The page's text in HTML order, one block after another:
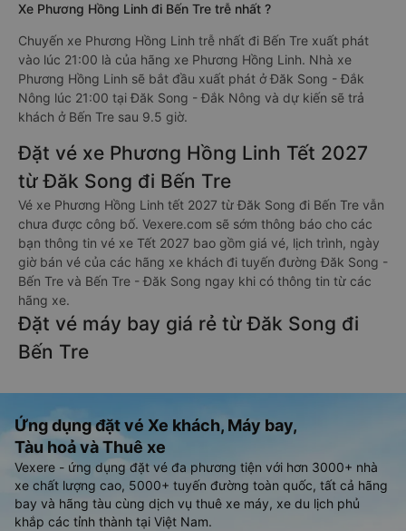
Xe Phương Hồng Linh đi Bến Tre trễ nhất ?
Chuyến xe Phương Hồng Linh trễ nhất đi Bến Tre xuất phát
vào lúc 21:00 là của hãng xe Phương Hồng Linh. Nhà xe
Phương Hồng Linh sẽ bắt đầu xuất phát ở Đăk Song - Đắk
Nông lúc 21:00 tại Đăk Song - Đắk Nông và dự kiến sẽ trả
khách ở Bến Tre sau 9.5 giờ.
Đặt vé xe Phương Hồng Linh Tết 2027
từ Đăk Song đi Bến Tre
Vé xe Phương Hồng Linh tết 2027 từ Đăk Song đi Bến Tre vẫn
chưa được công bố. Vexere.com sẽ sớm thông báo cho các
bạn thông tin vé xe Tết 2027 bao gồm giá vé, lịch trình, ngày
giờ bán vé của các hãng xe khách đi tuyến đường Đăk Song -
Bến Tre và Bến Tre - Đăk Song ngay khi có thông tin từ các
hãng xe.
Đặt vé máy bay giá rẻ từ Đăk Song đi
Bến Tre
Ứng dụng đặt vé Xe khách, Máy bay,
Tàu hoả và Thuê xe
Vexere - ứng dụng đặt vé đa phương tiện với hơn 3000+ nhà
xe chất lượng cao, 5000+ tuyến đường toàn quốc, tất cả hãng
bay và hãng tàu cùng dịch vụ thuê xe máy, xe du lịch phủ
khắp các tỉnh thành tại Việt Nam.